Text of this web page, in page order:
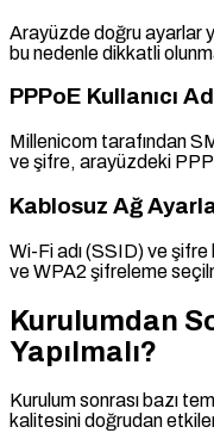
Arayüzde doğru ayarlar
bu nedenle dikkatli
PPPoE Kullanıcı
Millenicom tarafından
ve şifre, arayüzdeki
Kablosuz Ağ
Wi-Fi adı (SSID) ve şifre
ve WPA2 şifreleme
Kurulumdan
Yapılmalı?
Kurulum sonrası bazı
kalitesini doğrudan